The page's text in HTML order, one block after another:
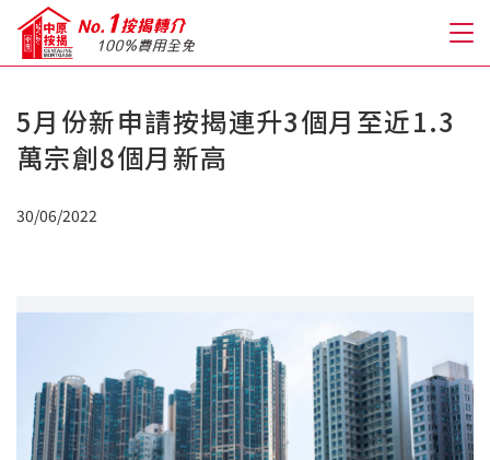
關於我們
私人貸款
5月份新申請按揭連升3個月至近1.3
萬宗創8個月新高
30/06/2022